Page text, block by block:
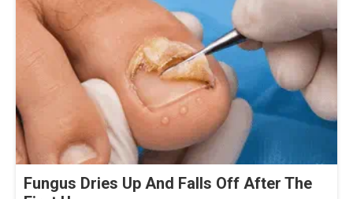
Fungus Dries Up And Falls Off After The